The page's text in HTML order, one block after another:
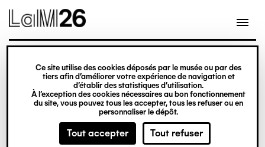
Gestion des cookies
Ce site utilise des cookies déposés par le musée ou par des
tiers afin d’améliorer votre expérience de navigation et
d’établir des statistiques d’utilisation.
À l’exception des cookies nécessaires au bon fonctionnement
du site, vous pouvez tous les accepter, tous les refuser ou en
personnaliser le dépôt.
Tout accepter Tout refuser
contenu